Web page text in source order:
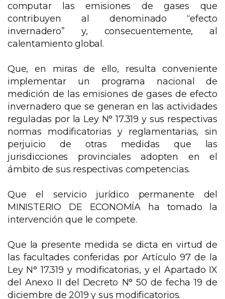
computar las emisiones de gases que
contribuyen al denominado “efecto
invernadero” y, consecuentemente, al
calentamiento global.
Que, en miras de ello, resulta conveniente
implementar un programa nacional de
medición de las emisiones de gases de efecto
invernadero que se generan en las actividades
reguladas por la Ley N° 17.319 y sus respectivas
normas modificatorias y reglamentarias, sin
perjuicio de otras medidas que las
jurisdicciones provinciales adopten en el
ámbito de sus respectivas competencias.
Que el servicio jurídico permanente del
MINISTERIO DE ECONOMÍA ha tomado la
intervención que le compete.
Que la presente medida se dicta en virtud de
las facultades conferidas por Artículo 97 de la
Ley N° 17.319 y modificatorias, y el Apartado IX
del Anexo II del Decreto N° 50 de fecha 19 de
diciembre de 2019 y sus modificatorios.